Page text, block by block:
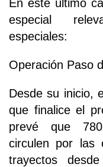
En este último
especial
especiales:
Operación Paso
Desde su inicio,
que finalice el
prevé que
circulen por las
trayectos